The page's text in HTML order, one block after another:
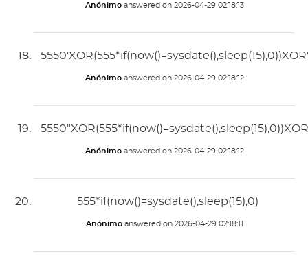
Anónimoanswered on 2026-04-29 02:18:13
Anónimoanswered on 2026-04-29 02:18:12
Anónimoanswered on 2026-04-29 02:18:12
555*if(now()=sysdate(),sleep(15),0)
Anónimoanswered on 2026-04-29 02:18:11